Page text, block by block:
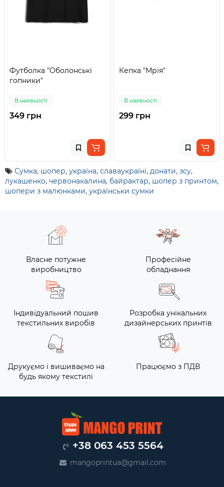
Футболка "Оболонські
гопники"
В наявності
349 грн
Кепка "Мрія"
В наявності
299 грн
Сумка, шопер, україна, славаукраїні, донати, зсу,
лукашенко, червонакалина, байрактар, шопер з принтом,
шопери з малюнками, українськи сумки
Власне потужне
виробництво
Професійне
обладнання
Індивідуальний пошив
текстильних виробів
Розробка унікальних
дизайнерських принтів
Друкуємо і вишиваємо на
будь якому текстилі
Працюємо з ПДВ
+38 063 453 5564
mangoprintua@gmail.com